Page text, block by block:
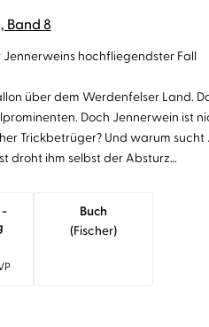
Band 8
Jennerweins hochfliegendster Fall
über dem Werdenfelser Land.
Doch Jennerwein ist
Trickbetrüger? Und warum
droht ihm selbst der Absturz…
-
Buch
(fischer)